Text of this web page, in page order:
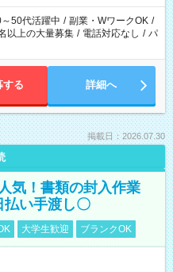
50代活躍中 / 副業・WワークOK /
以上の大量募集 / 電話対応なし / パ
する 詳細へ
掲載日：2026.07.30
気！書類の封入作業
払い手渡し〇
大学生歓迎 ブランクOK